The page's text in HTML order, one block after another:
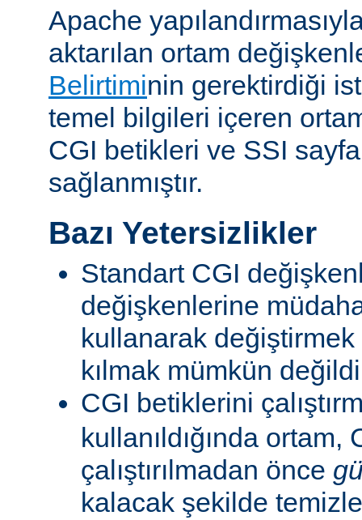
Apache
aktarılan ortam
Belirtiminin gerektirdiği
temel bilgileri içeren
CGI betikleri ve SSI
sağlanmıştır.
Bazı Yetersizlikler
Standart CGI
değişkenlerine
kullanarak
kılmak mümkün
CGI betiklerini
kullanıldığında ortam,
çalıştırılmadan önce
kalacak şekilde